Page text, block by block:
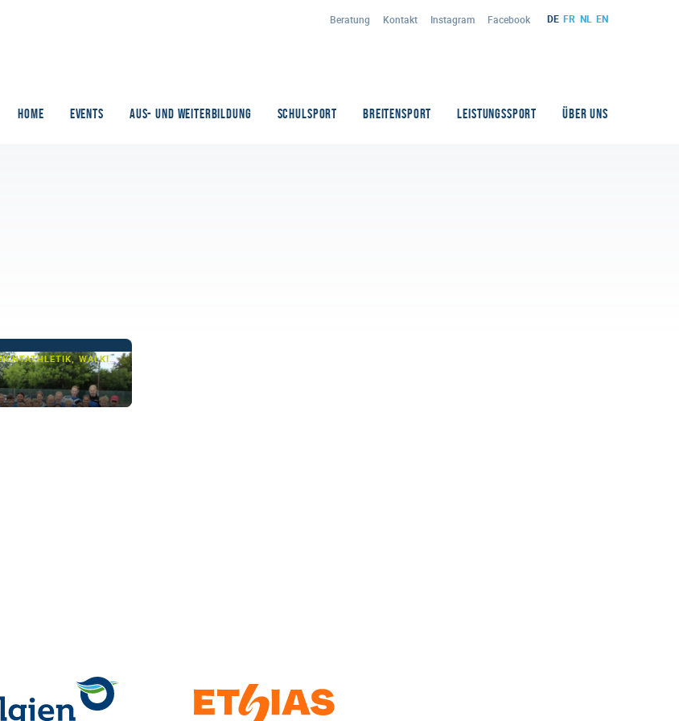
Beratung Kontakt Instagram Facebook DE FR NL EN
HOME EVENTS AUS- UND WEITERBILDUNG SCHULSPORT BREITENSPORT LEISTUNGSSPORT ÜBER UNS
LAUFEN, LEICHTATHLETIK, WALKING, WANDERN, WANDERSPORT